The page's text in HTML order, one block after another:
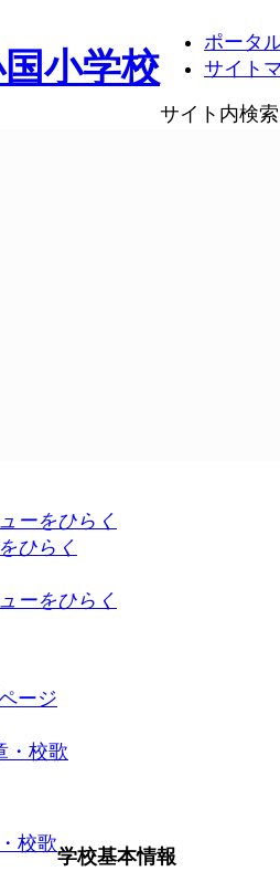
ポータ
サイト
サイト内検索
ーをひらく
ひらく
ーをひらく
ージ
・校歌
校歌
学校基本情報